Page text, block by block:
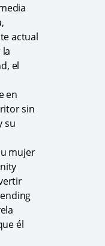
actual
el
en
sin
su
mujer
él